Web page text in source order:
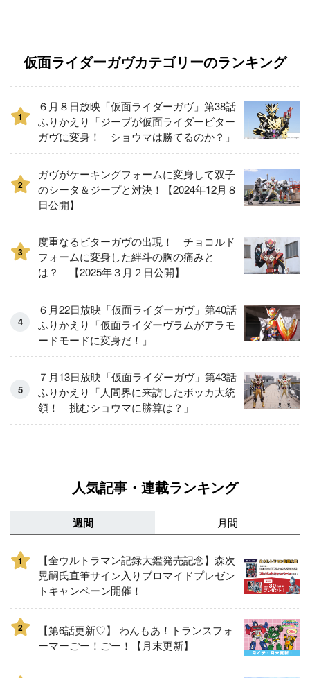
仮面ライダーガヴカテゴリーのランキング
1
６月８日放映「仮面ライダーガヴ」第38話
ふりかえり「ジープが仮面ライダービター
ガヴに変身！ ショウマは勝てるのか？」
2
ガヴがケーキングフォームに変身して双子
のシータ＆ジープと対決！【2024年12月８
日公開】
3
度重なるビターガヴの出現！ チョコルド
フォームに変身した絆斗の胸の痛みと
は？ 【2025年３月２日公開】
６月22日放映「仮面ライダーガヴ」第40話
ふりかえり「仮面ライダーヴラムがアラモ
ードモードに変身だ！」
７月13日放映「仮面ライダーガヴ」第43話
ふりかえり「人間界に来訪したボッカ大統
領！ 挑むショウマに勝算は？」
人気記事・連載ランキング
週間 月間
1
【全ウルトラマン記録大鑑発売記念】森次
晃嗣氏直筆サイン入りブロマイドプレゼン
トキャンペーン開催！
2
【第6話更新♡】 わんもあ！トランスフォ
ーマーごー！ごー！【月末更新】